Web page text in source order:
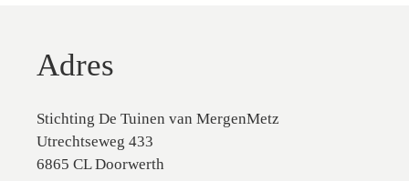
Adres
Stichting De Tuinen van MergenMetz
Utrechtseweg 433
6865 CL Doorwerth